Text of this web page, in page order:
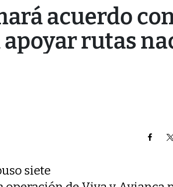
acuerdo
apoyar rutas
siete